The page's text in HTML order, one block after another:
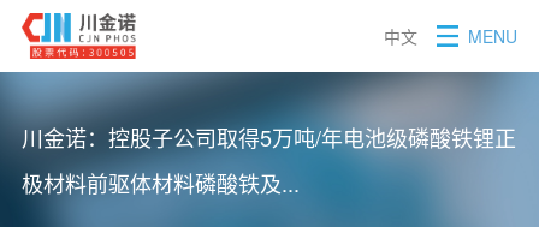
中文 MENU
川金诺：控股子公司取得5万吨/年电池级磷酸铁锂正
极材料前驱体材料磷酸铁及...